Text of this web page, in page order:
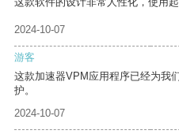
2024-10-07
游客
这款加速器VPM应用程序已经为我
护。
2024-10-07